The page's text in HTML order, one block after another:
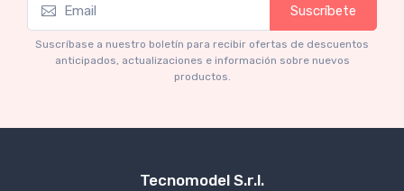
Ferrari 166 MM Abarth Metallic Silver Press
Version 1953 scala 1/18
Suscríbete
Suscríbase a nuestro boletín para recibir ofertas de descuentos
anticipados, actualizaciones e información sobre nuevos
productos.
Tecnomodel S.r.l.